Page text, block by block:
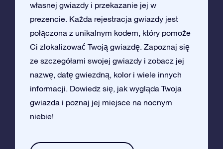
własnej gwiazdy i przekazanie jej w
prezencie. Każda rejestracja gwiazdy jest
połączona z unikalnym kodem, który pomoże
Ci zlokalizować Twoją gwiazdę. Zapoznaj się
ze szczegółami swojej gwiazdy i zobacz jej
nazwę, datę gwiezdną, kolor i wiele innych
informacji. Dowiedz się, jak wygląda Twoja
gwiazda i poznaj jej miejsce na nocnym
niebie!